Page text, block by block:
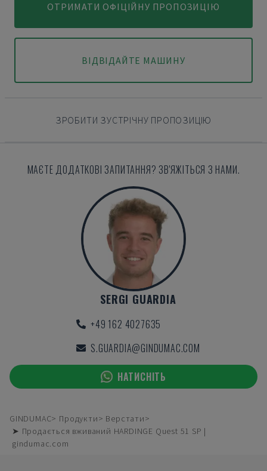
ОТРИМАТИ ОФІЦІЙНУ ПРОПОЗИЦІЮ
ВІДВІДАЙТЕ МАШИНУ
ЗРОБИТИ ЗУСТРІЧНУ ПРОПОЗИЦІЮ
МАЄТЕ ДОДАТКОВІ ЗАПИТАННЯ? ЗВ'ЯЖІТЬСЯ З НАМИ.
SERGI GUARDIA
+49 162 4027635
S.GUARDIA@GINDUMAC.COM
НАТИСНІТЬ
GINDUMAC Продукти
Верстати
➤ Продається вживаний HARDINGE Quest 51 SP |
gindumac.com